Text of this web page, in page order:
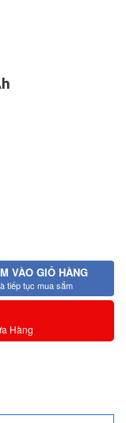
VÀO GIỎ HÀNG
tiếp tục mua sắm
Hàng